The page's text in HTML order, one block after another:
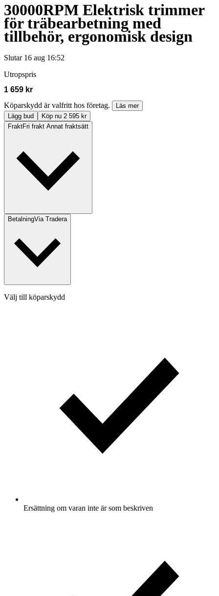
30000RPM Elektrisk trimmer
för träbearbetning med
tillbehör, ergonomisk design
Slutar 16 aug 16:52
Utropspris
1 659 kr
Köparskydd är valfritt hos företag.
Läs mer
Lägg bud
Köp nu 2 595 kr
FraktFri frakt Annat fraktsätt
BetalningVia Tradera
Välj till köparskydd
Ersättning om varan inte är som beskriven